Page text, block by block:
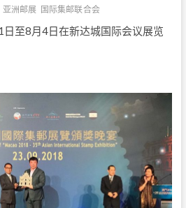
亚洲邮展 国际集邮联合会
至8月4日在新达城国际会议展览